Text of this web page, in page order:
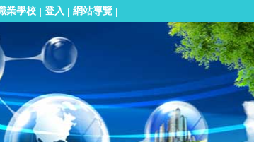
業學校 | 登入 | 網站導覽 |